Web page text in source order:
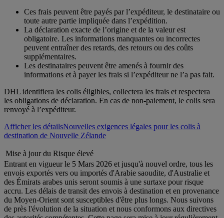
Ces frais peuvent être payés par l’expéditeur, le destinataire ou
toute autre partie impliquée dans l’expédition.
La déclaration exacte de l’origine et de la valeur est
obligatoire. Les informations manquantes ou incorrectes
peuvent entraîner des retards, des retours ou des coûts
supplémentaires.
Les destinataires peuvent être amenés à fournir des
informations et à payer les frais si l’expéditeur ne l’a pas fait.
DHL identifiera les colis éligibles, collectera les frais et respectera
les obligations de déclaration. En cas de non-paiement, le colis sera
renvoyé à l’expéditeur.
Afficher les détailsNouvelles exigences légales pour les colis à
destination de Nouvelle Zélande
Mise à jour du Risque élevé
Entrant en vigueur le 5 Mars 2026 et jusqu'à nouvel ordre, tous les
envois exportés vers ou importés d'Arabie saoudite, d'Australie et
des Émirats arabes unis seront soumis à une surtaxe pour risque
accru. Les délais de transit des envois à destination et en provenance
du Moyen-Orient sont susceptibles d'être plus longs. Nous suivons
de près l'évolution de la situation et nous conformons aux directives